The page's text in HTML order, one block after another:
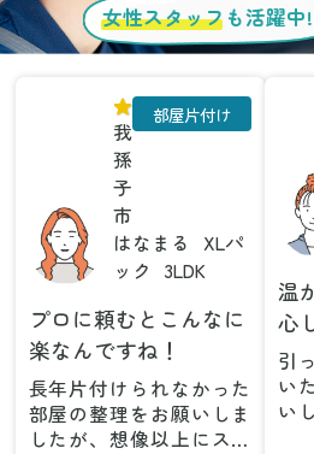
女性スタッフ も活躍中!
我
孫
子
市
はなまる
XLパ
ック
3LDK
部屋片付け
プロに頼むとこんなに
楽なんですね！
長年片付けられなかった
部屋の整理をお願いしま
したが、想像以上にスム
温
心
引
い
い